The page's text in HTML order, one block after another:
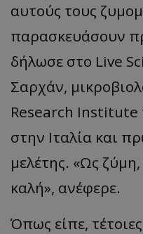
αυτούς τους
παρασκευάσουν
δήλωσε στο Live
Σαρχάν,
Research
στην Ιταλία και
μελέτης. «Ως
καλή», ανέφερε.
Όπως είπε,